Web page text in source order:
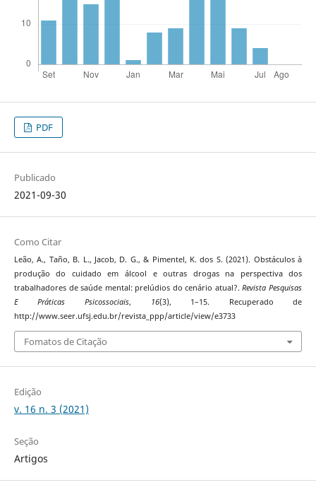
PDF
Publicado
2021-09-30
Como Citar
Leão, A., Taño, B. L., Jacob, D. G., & Pimentel, K. dos S. (2021). Obstáculos à
produção do cuidado em álcool e outras drogas na perspectiva dos
trabalhadores de saúde mental: prelúdios do cenário atual?.Revista Pesquisas
E Práticas Psicossociais, 16(3), 1–15. Recuperado de
http://www.seer.ufsj.edu.br/revista_ppp/article/view/e3733
Fomatos de Citação
Edição
v. 16 n. 3 (2021)
Seção
Artigos